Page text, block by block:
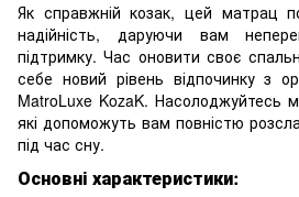
Як справжній козак, цей матрац
надійність, даруючи вам
підтримку. Час оновити своє
себе новий рівень відпочинку з
MatroLuxe KozaK. Насолоджуйтесь
які допоможуть вам повністю
під час сну.
Основні характеристики: